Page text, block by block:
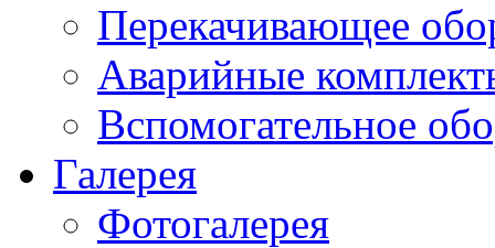
Перекачивающее
Аварийные
Вспомогательное
Галерея
Фотогалерея